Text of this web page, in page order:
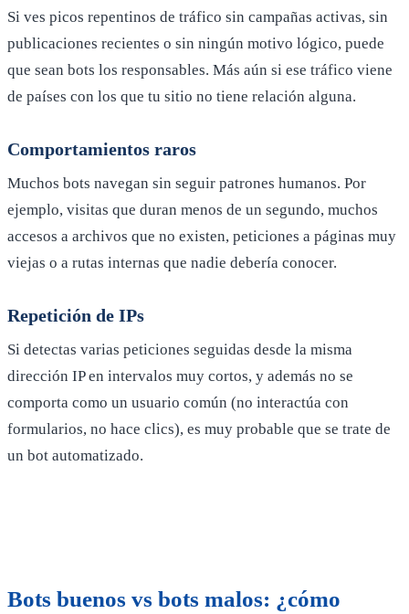
Si ves picos repentinos de tráfico sin campañas activas, sin
publicaciones recientes o sin ningún motivo lógico, puede
que sean bots los responsables. Más aún si ese tráfico viene
de países con los que tu sitio no tiene relación alguna.
Comportamientos raros
Muchos bots navegan sin seguir patrones humanos. Por
ejemplo, visitas que duran menos de un segundo, muchos
accesos a archivos que no existen, peticiones a páginas muy
viejas o a rutas internas que nadie debería conocer.
Repetición de IPs
Si detectas varias peticiones seguidas desde la misma
dirección IP en intervalos muy cortos, y además no se
comporta como un usuario común (no interactúa con
formularios, no hace clics), es muy probable que se trate de
un bot automatizado.
Bots buenos vs bots malos: ¿cómo